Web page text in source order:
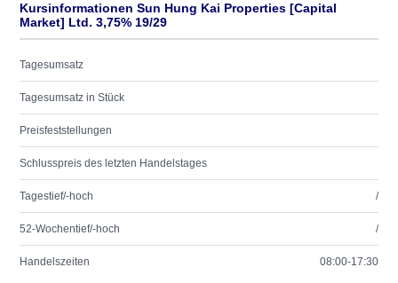
Kursinformationen Sun Hung Kai Properties [Capital
Market] Ltd. 3,75% 19/29
Tagesumsatz
Tagesumsatz in Stück
Preisfeststellungen
Schlusspreis des letzten Handelstages
Tagestief/-hoch /
52-Wochentief/-hoch /
Handelszeiten 08:00-17:30